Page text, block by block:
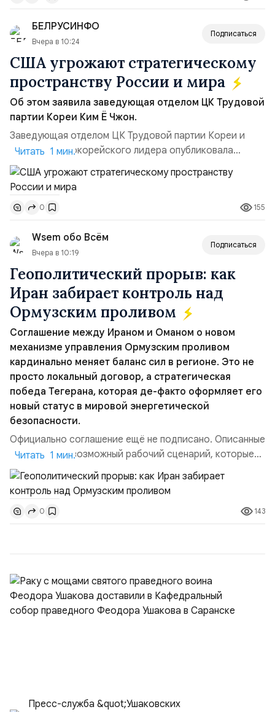
позиции.Сотрудничество со стороны США стало
ключом к позитивному пов...
БЕЛРУСИНФО
Вчера в 10:24
Подписаться
США угрожают стратегическому
пространству России и мира
Об этом заявила заведующая отделом ЦК Трудовой
партии Кореи Ким Ё Чжон.
Заведующая отделом ЦК Трудовой партии Кореи и
сестра северокорейского лидера опубликовала
заявление для прессы в ответ на проведение Токио
совместных с флотом США запусков крылатых ракет
Томагавк.«Япония отбросила обманчивую видимость
„исключительно оборонительной страны“ и выносит
вопрос о собственном ядерном вооружении на
всеобщее обозрение, одновреме...
Читать 1 мин.
0 155
Wsem обо Всём
Вчера в 10:19
Подписаться
Геополитический прорыв: как
Иран забирает контроль над
Ормузским проливом
Соглашение между Ираном и Оманом о новом
механизме управления Ормузским проливом
кардинально меняет баланс сил в регионе. Это не
просто локальный договор, а стратегическая
победа Тегерана, которая де-факто оформляет его
новый статус в мировой энергетической
безопасности.
Официально соглашение ещё не подписано. Описанные
пункты — это возможный рабочий сценарий, которые
скорее всего будут реализованы.Разбираем ключевые
тезисы и последствия этого соглашения:. 1. Новые
доли контроля (75 на 25). Было: Ранее Иран и Оман
контролировали пролив на паритетных началах —
50/50. Стало: Новое соглашение закрепляет за
Читать 1 мин.
0 143
Пресс-служба &quot;Ушаковских